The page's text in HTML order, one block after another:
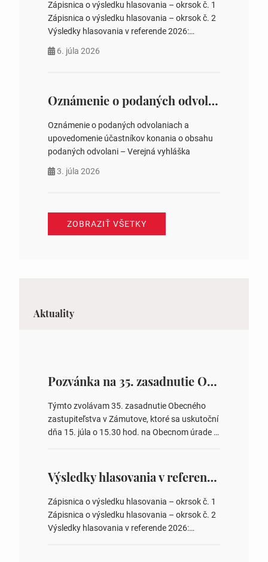
obecného pozemku –…
Zápisnica o výsledku hlasovania – okrsok č. 1
Zápisnica o výsledku hlasovania – okrsok č. 2
Výsledky hlasovania v referende 2026:
na hlasovaní https://www.volbysr.sk/…
6. júla 2026
Oznámenie o podaných odvolaniach a upovedomenie účastníkov konania o obsahu podaných odvolani – Verejná vyhláška
Oznámenie o podaných odvolaniach a
upovedomenie účastníkov konania o obsahu
podaných odvolani – Verejná vyhláška
3. júla 2026
ZOBRAZIŤ VŠETKY
Aktuality
Pozvánka na 35. zasadnutie OZ v Zámutove
Týmto zvolávam 35. zasadnutie Obecného
zastupiteľstva v Zámutove, ktoré sa uskutoční
dňa 15. júla o 15.30 hod. na Obecnom úrade v
overovateľov zápisnice 3. Určenie volebných
obvodov pre voľby poslancov obecných
zastupiteľstiev, počtu poslancov obecných
zastupiteľstiev v nich 4. Schválenie odpredaja
obecného pozemku –…
Výsledky hlasovania v referende 2026
Zápisnica o výsledku hlasovania – okrsok č. 1
Zápisnica o výsledku hlasovania – okrsok č. 2
Výsledky hlasovania v referende 2026: